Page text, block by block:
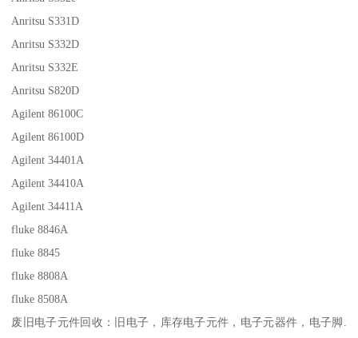
Anritsu S331D
Anritsu S332D
Anritsu S332E
Anritsu S820D
Agilent 86100C
Agilent 86100D
Agilent 34401A
Agilent 34410A
Agilent 34411A
fluke 8846A
fluke 8845
fluke 8808A
fluke 8508A
废旧电子元件回收：旧电子，库存电子元件，电子元器件，电子脚.